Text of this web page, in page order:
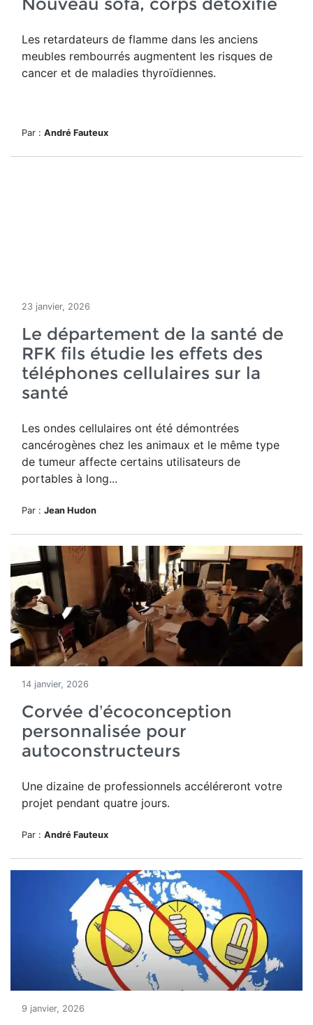
Les retardateurs de flamme dans les anciens
meubles rembourrés augmentent les risques de
cancer et de maladies thyroïdiennes.
Par : André Fauteux
23 janvier, 2026
Le département de la santé de
RFK fils étudie les effets des
téléphones cellulaires sur la
santé
Les ondes cellulaires ont été démontrées
cancérogènes chez les animaux et le même type
de tumeur affecte certains utilisateurs de
portables à long...
Par : Jean Hudon
14 janvier, 2026
Corvée d’écoconception
personnalisée pour
autoconstructeurs
Une dizaine de professionnels accéléreront votre
projet pendant quatre jours.
Par : André Fauteux
9 janvier, 2026